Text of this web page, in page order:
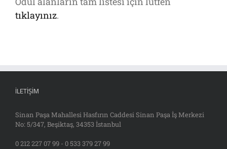
tıklayınız.
İLETIŞIM
Sinan Paşa Mahallesi Hasfırın Caddesi Sinan Paşa İş Merkezi
No: 5/347, Beşiktaş, 34353 İstanbul
0 212 227 07 99 - 0 533 379 27 99